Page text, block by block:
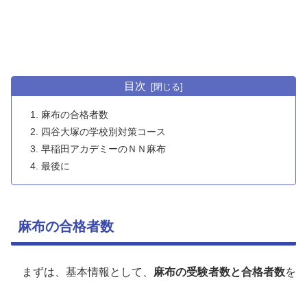
目次
麻布の合格者数
四谷大塚の学校別対策コース
早稲田アカデミーのＮＮ麻布
最後に
麻布の合格者数
まずは、基本情報として、 麻布の受験者数と合格者数を